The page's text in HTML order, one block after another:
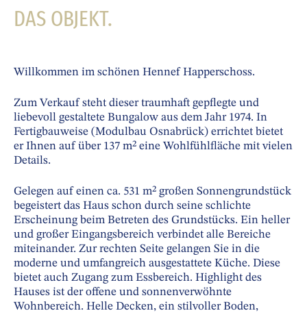
DAS OBJEKT.
Willkommen im schönen Hennef Happerschoss.
Zum Verkauf steht dieser traumhaft gepflegte und
liebevoll gestaltete Bungalow aus dem Jahr 1974. In
Fertigbauweise (Modulbau Osnabrück) errichtet bietet
er Ihnen auf über 137 m² eine Wohlfühlfläche mit vielen
Details.
Gelegen auf einen ca. 531 m² großen Sonnengrundstück
begeistert das Haus schon durch seine schlichte
Erscheinung beim Betreten des Grundstücks. Ein heller
und großer Eingangsbereich verbindet alle Bereiche
miteinander. Zur rechten Seite gelangen Sie in die
moderne und umfangreich ausgestattete Küche. Diese
bietet auch Zugang zum Essbereich. Highlight des
Hauses ist der offene und sonnenverwöhnte
Wohnbereich. Helle Decken, ein stilvoller Boden,